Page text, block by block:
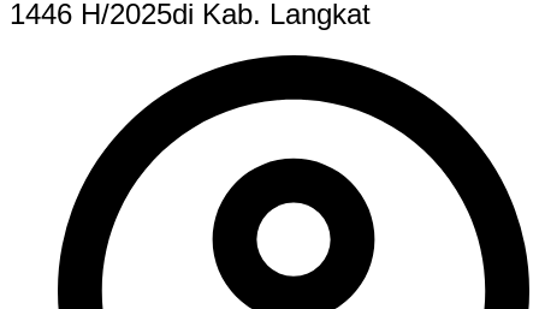
1446 H/2025di Kab. Langkat